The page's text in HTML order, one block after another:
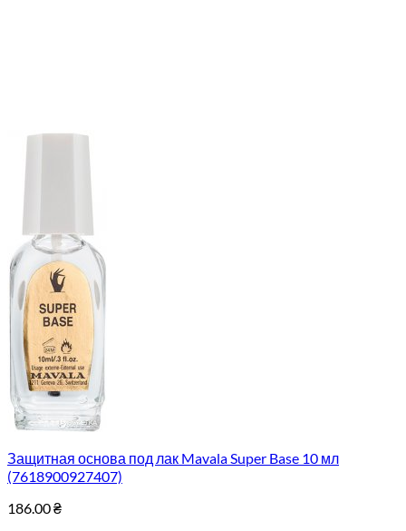
Защитная основа под лак Mavala Super Base 10 мл
(7618900927407)
186.00₴